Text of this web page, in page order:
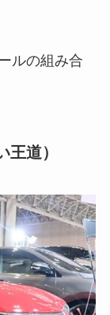
ルの組み合
道）